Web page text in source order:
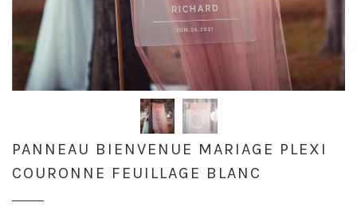
PANNEAU BIENVENUE MARIAGE PLEXI
COURONNE FEUILLAGE BLANC